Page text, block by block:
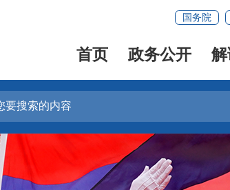
国务院
首页 政务公开